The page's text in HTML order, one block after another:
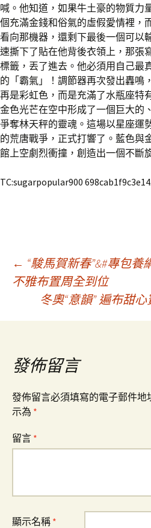
喊。他知道，如果牛土豪的物質力
個充滿金錢和俗氣的虛假愛情裡，
看向那機器，還剩下最後一個可以
速撕下了貼在他背後衣領上，那張
標籤，丟了進去。他必須用自己最
的「霸氣」！調節器再次發出轟鳴
再是彩虹色，而是充滿了水瓶座特
金色光芒在空中形成了一個巨大的
爭奪林天秤的靈魂。這場以星座運
的荒唐戰爭，正式打響了。藍色與
館上空劇烈衝撞，創造出一個不斷
TC:sugarpopular900
文
導
覽
← “駿馬賀新春”&#專包養
不雅布置周全到位
冬奧“意韻” 遍布甜
發佈留言
發佈留言必須填寫的電子郵件地
示為 *
留言 *
顯示名稱 *